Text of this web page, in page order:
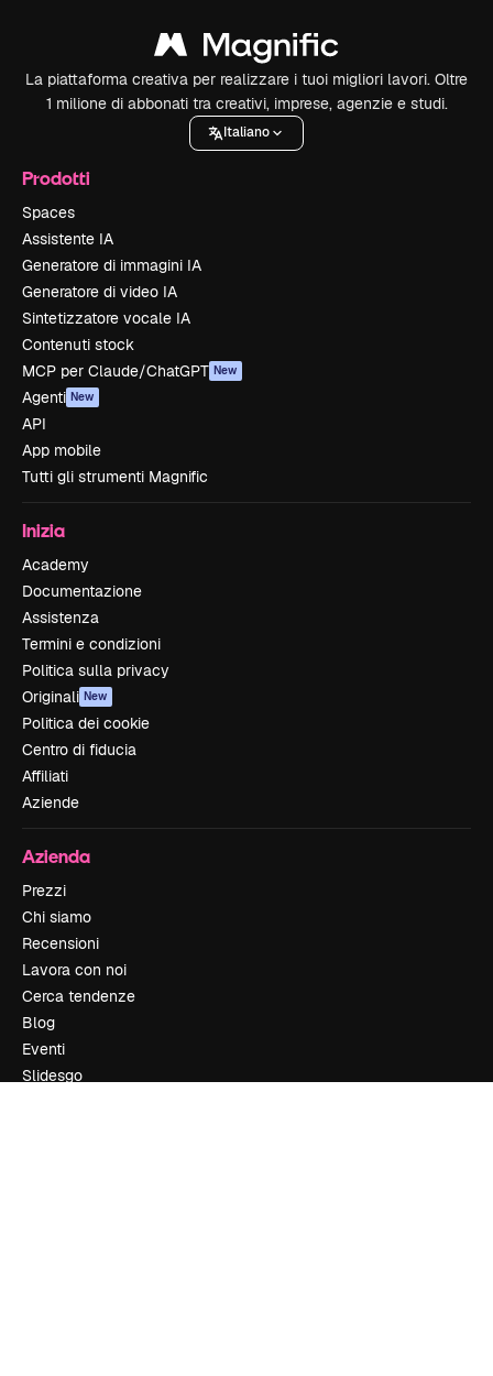
La piattaforma creativa per realizzare i tuoi migliori lavori. Oltre
1 milione di abbonati tra creativi, imprese, agenzie e studi.
Italiano
Prodotti
Spaces
Assistente IA
Generatore di immagini IA
Generatore di video IA
Sintetizzatore vocale IA
Contenuti stock
MCP per Claude/ChatGPT New
Agenti New
API
App mobile
Tutti gli strumenti Magnific
Inizia
Academy
Documentazione
Assistenza
Termini e condizioni
Politica sulla privacy
Originali New
Politica dei cookie
Centro di fiducia
Affiliati
Aziende
Azienda
Prezzi
Chi siamo
Recensioni
Lavora con noi
Cerca tendenze
Blog
Eventi
Slidesgo